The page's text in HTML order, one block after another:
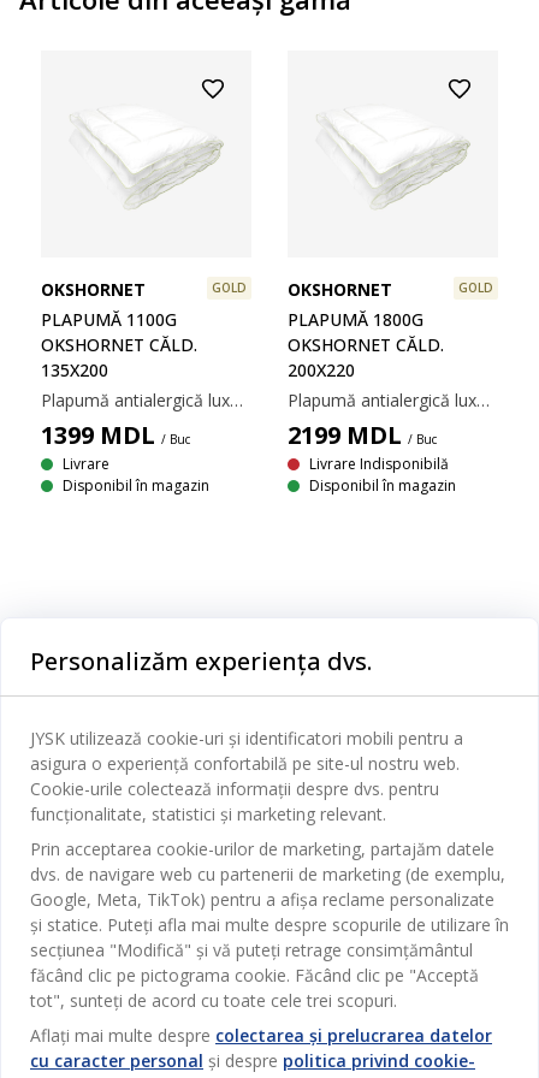
OKSHORNET GOLD
PLAPUMĂ 1100G
OKSHORNET CĂLD.
135X200
Plapumă antialergică luxoasă cu umplutură unică, asemănătoare pufului, din puf de fibră de poliester siliconizat, 1100 g. Țesătură din 100% bumbac cambric. Țesătura strânsă ajută la reducerea pătrunderii acarienilor. Temperatură spălare: 60°C. Incl. pungă pentru depozitare. 135x200 cm
1399 MDL / Buc
Livrare
Disponibil în magazin
OKSHORNET GOLD
PLAPUMĂ 1800G
OKSHORNET CĂLD.
200X220
Plapumă antialergică luxoasă cu umplutură unică, asemănătoare pufului, din puf de fibră de poliester siliconizat, 1800 g. Țesătură din 100% bumbac cambric. Țesătura strânsă ajută la reducerea pătrunderii acarienilor. Temperatură spălare: 60°C. Incl. pungă pentru depozitare. 200x220 cm
2199 MDL / Buc
Livrare Indisponibilă
Disponibil în magazin
Birou
Sufragerie
Bucătărie
Depozitare
Perdele
Grădină
Pentru casă
Contact Relații Clienți
Magazine și program
Broșură
Termeni si conditii vânzări online
Garantia prețului
Garanția Produselor
Politica de confidentialitate
Card cadou
JYSK
Despre JYSK
JYSK.com
Presă
Locuri de muncă
Newsletter
Inspirație
SEDIU CENTRAL
TAROL-DD S.R.L. str. Jubiliara, 41A mun. Chișinău, Republica
Moldova
JYSK BUSINESS TO BUSINESS
Vânzări și relații clienți persoane juridice
Telefon: 060 531 531
E-mail: jysk@jysk.md
JYSK RELAȚII CLIENȚI
Contact Relații Clienți
Telefon: 022 022 030
E-mail: support@jysk.md
Urmărește Jysk
Personalizăm experiența dvs.
JYSK utilizează cookie-uri și identificatori mobili pentru a
asigura o experiență confortabilă pe site-ul nostru web.
Cookie-urile colectează informații despre dvs. pentru
funcționalitate, statistici și marketing relevant.
Prin acceptarea cookie-urilor de marketing, partajăm datele
dvs. de navigare web cu partenerii de marketing (de exemplu,
Google, Meta, TikTok) pentru a afișa reclame personalizate
și statice. Puteți afla mai multe despre scopurile de utilizare în
secțiunea "Modifică" și vă puteți retrage consimțământul
făcând clic pe pictograma cookie. Făcând clic pe "Acceptă
tot", sunteți de acord cu toate cele trei scopuri.
Aflați mai multe despre colectarea și prelucrarea datelor
cu caracter personal și despre politica privind cookie-